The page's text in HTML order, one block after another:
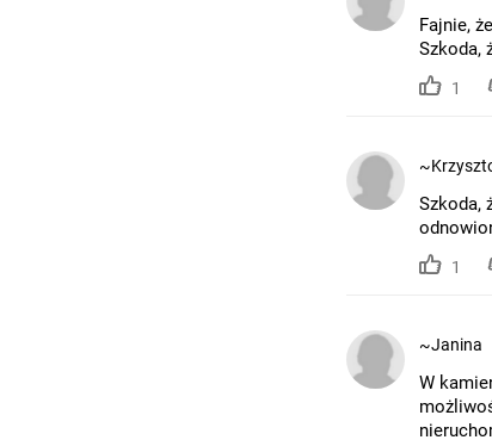
Fajnie,
Szkoda,
1
Szkoda,
1
~Janina
W